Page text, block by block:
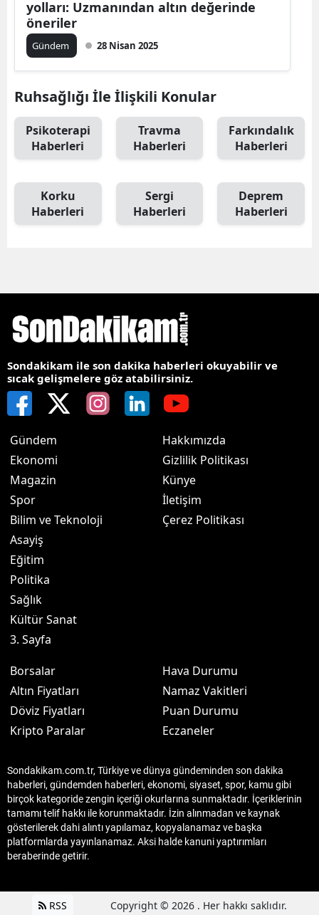
yolları: Uzmanından altın değerinde
öneriler
Gündem 28 Nisan 2025
Ruhsağlığı İle İlişkili Konular
Psikoterapi
Haberleri
Travma
Haberleri
Farkındalık
Haberleri
Korku
Haberleri
Sergi
Haberleri
Deprem
Haberleri
Sondakikam ile son dakika haberleri okuyabilir ve
sıcak gelişmelere göz atabilirsiniz.
Gündem
Ekonomi
Magazin
Spor
Bilim ve Teknoloji
Asayiş
Eğitim
Politika
Sağlık
Kültür Sanat
3. Sayfa
Hakkımızda
Gizlilik Politikası
Künye
İletişim
Çerez Politikası
Borsalar
Altın Fiyatları
Döviz Fiyatları
Kripto Paralar
Hava Durumu
Namaz Vakitleri
Puan Durumu
Eczaneler
Sondakikam.com.tr, Türkiye ve dünya gündeminden son dakika
haberleri, gündemden haberleri, ekonomi, siyaset, spor, kamu gibi
birçok kategoride zengin içeriği okurlarına sunmaktadır. İçeriklerinin
tamamı telif hakkı ile korunmaktadır. İzin alınmadan ve kaynak
gösterilerek dahi alıntı yapılamaz, kopyalanamaz ve başka
platformlarda yayınlanamaz. Aksi halde kanuni yaptırımları
beraberinde getirir.
RSS Copyright © 2026 . Her hakkı saklıdır.